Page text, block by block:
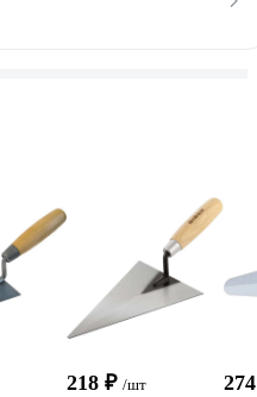
218 ₽ /шт